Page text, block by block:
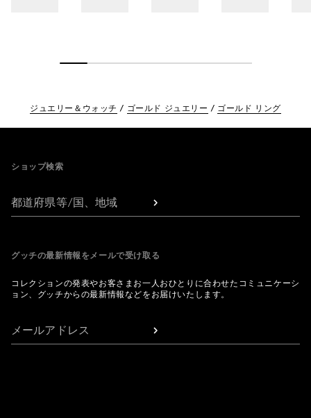
ジュエリー＆ウォッチ ゴールド ジュエリー ゴールド リング
ショップ検索
都道府県等/国、地域
グッチの最新情報をメールで受け取る
コレクションの発表やお客さまお一人おひとりに合わせたコミュニケーシ
ョン、グッチからの最新情報などをお届けいたします。
メールアドレス